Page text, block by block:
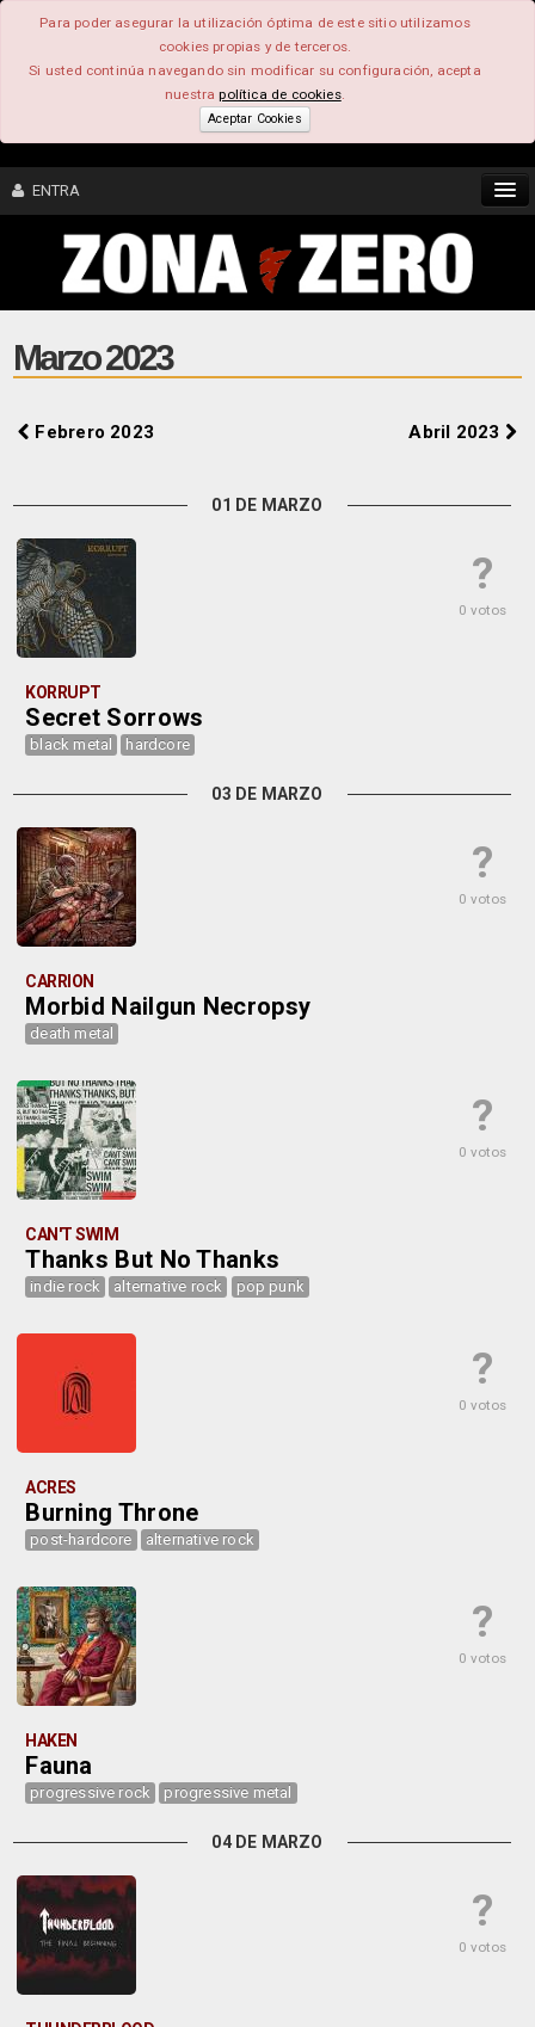
Para poder asegurar la utilización óptima de este sitio utilizamos
cookies propias y de terceros.
Si usted continúa navegando sin modificar su configuración, acepta
nuestrapolítica de cookies.
Aceptar Cookies
ENTRA
CONTENIDO
COMUNIDAD
FOROS
Marzo 2023
Febrero 2023 Abril 2023
01 DE MARZO
?
0 votos
KORRUPT
Secret Sorrows
black metal hardcore
03 DE MARZO
?
0 votos
CARRION
Morbid Nailgun Necropsy
death metal
?
0 votos
CAN'T SWIM
Thanks But No Thanks
indie rock alternative rock pop punk
?
0 votos
ACRES
Burning Throne
post-hardcore alternative rock
?
0 votos
HAKEN
Fauna
progressive rock progressive metal
04 DE MARZO
?
0 votos